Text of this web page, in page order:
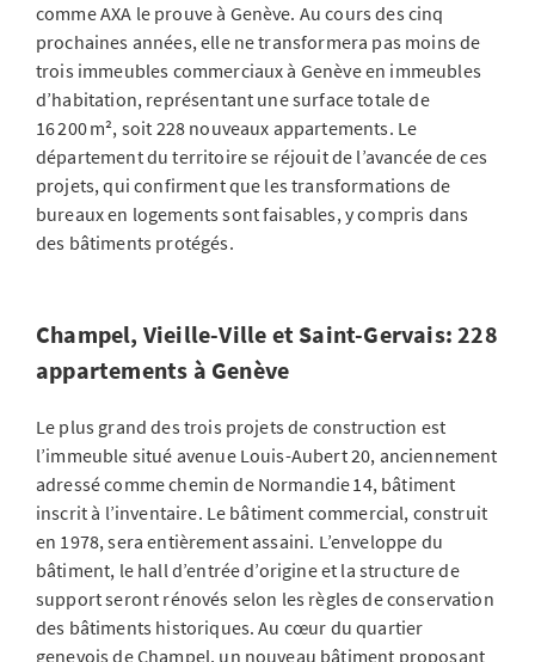
comme AXA le prouve à Genève. Au cours des cinq
prochaines années, elle ne transformera pas moins de
trois immeubles commerciaux à Genève en immeubles
d’habitation, représentant une surface totale de
16 200 m², soit 228 nouveaux appartements. Le
département du territoire se réjouit de l’avancée de ces
projets, qui confirment que les transformations de
bureaux en logements sont faisables, y compris dans
des bâtiments protégés.
Champel, Vieille-Ville et Saint-Gervais: 228
appartements à Genève
Le plus grand des trois projets de construction est
l’immeuble situé avenue Louis-Aubert 20, anciennement
adressé comme chemin de Normandie 14, bâtiment
inscrit à l’inventaire. Le bâtiment commercial, construit
en 1978, sera entièrement assaini. L’enveloppe du
bâtiment, le hall d’entrée d’origine et la structure de
support seront rénovés selon les règles de conservation
des bâtiments historiques. Au cœur du quartier
genevois de Champel, un nouveau bâtiment proposant